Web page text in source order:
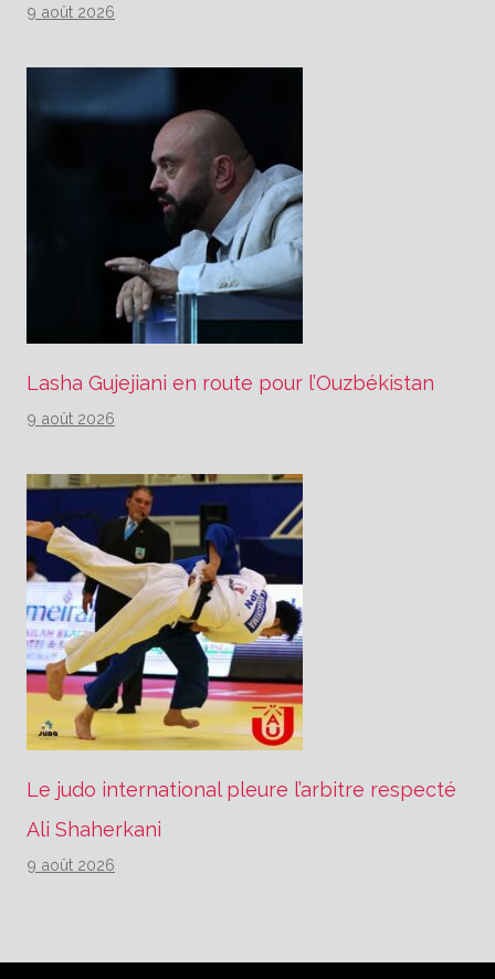
9 août 2026
Lasha Gujejiani en route pour l’Ouzbékistan
9 août 2026
Le judo international pleure l’arbitre respecté
Ali Shaherkani
9 août 2026